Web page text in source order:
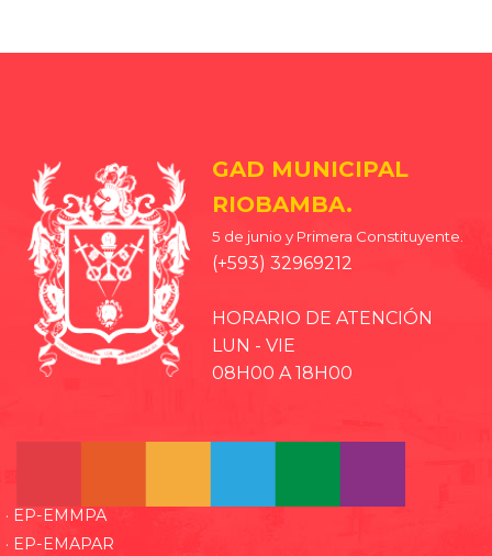
GAD MUNICIPAL
RIOBAMBA.
5 de junio y Primera Constituyente.
(+593) 32969212
HORARIO DE ATENCIÓN
LUN - VIE
08H00 A 18H00
· EP-EMMPA
· EP-EMAPAR